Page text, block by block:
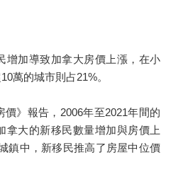
增加導致加拿大房價上漲，在小
萬的城市則占21%。
》報告，2006年至2021年間的
拿大的新移民數量增加與房價上
鎮中，新移民推高了房屋中位價